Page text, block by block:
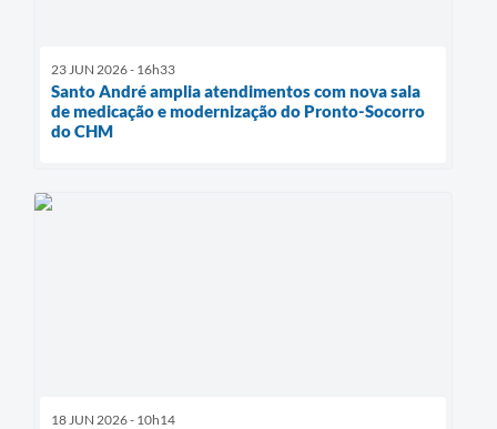
23 JUN 2026 - 16h33
Santo André amplia atendimentos com nova sala
de medicação e modernização do Pronto-Socorro
do CHM
18 JUN 2026 - 10h14